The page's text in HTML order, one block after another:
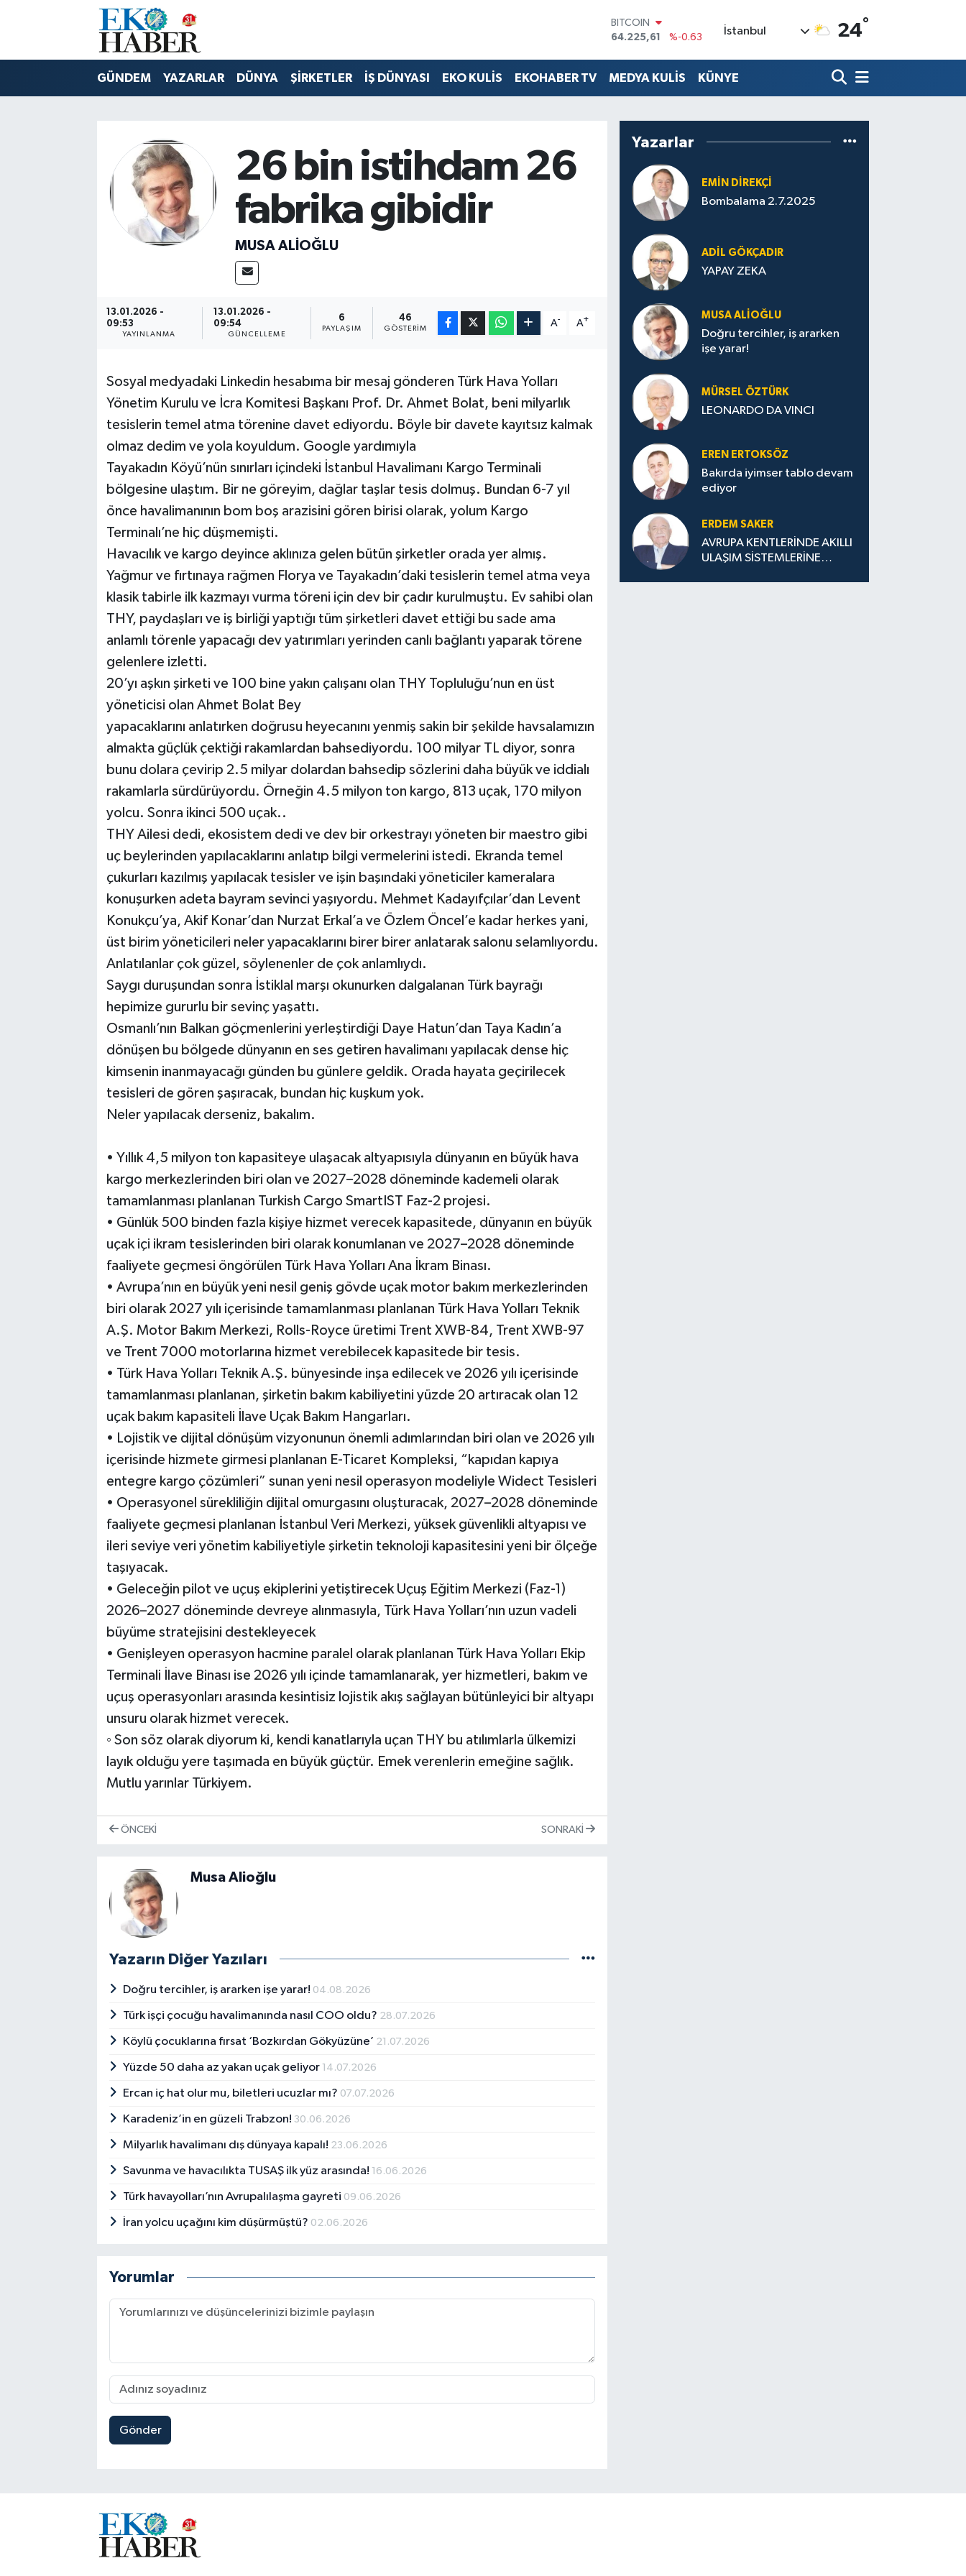
DOLAR
47,7143
%0.16
55,0317
%-0.02
BİST100
İstanbul 24°
GÜNDEM YAZARLAR DÜNYA ŞİRKETLER İŞ DÜNYASI EKO KULİS EKOHABER TV MEDYA KULİS KÜNYE
26 bin istihdam 26
fabrika gibidir
MUSA ALIOĞLU
13.01.2026 -
09:53
YAYINLANMA
13.01.2026 -
09:54
GÜNCELLEME
6
PAYLAŞIM
46
GÖSTERIM
A- A+
Sosyal medyadaki Linkedin hesabıma bir mesaj gönderen Türk Hava Yolları
Yönetim Kurulu ve İcra Komitesi Başkanı Prof. Dr. Ahmet Bolat, beni milyarlık
tesislerin temel atma törenine davet ediyordu. Böyle bir davete kayıtsız kalmak
olmaz dedim ve yola koyuldum. Google yardımıyla
Tayakadın Köyü’nün sınırları içindeki İstanbul Havalimanı Kargo Terminali
bölgesine ulaştım. Bir ne göreyim, dağlar taşlar tesis dolmuş. Bundan 6-7 yıl
önce havalimanının bom boş arazisini gören birisi olarak, yolum Kargo
Terminalı’ne hiç düşmemişti.
Havacılık ve kargo deyince aklınıza gelen bütün şirketler orada yer almış.
Yağmur ve fırtınaya rağmen Florya ve Tayakadın’daki tesislerin temel atma veya
klasik tabirle ilk kazmayı vurma töreni için dev bir çadır kurulmuştu. Ev sahibi olan
THY, paydaşları ve iş birliği yaptığı tüm şirketleri davet ettiği bu sade ama
anlamlı törenle yapacağı dev yatırımları yerinden canlı bağlantı yaparak törene
gelenlere izletti.
20’yı aşkın şirketi ve 100 bine yakın çalışanı olan THY Topluluğu’nun en üst
yöneticisi olan Ahmet Bolat Bey
yapacaklarını anlatırken doğrusu heyecanını yenmiş sakin bir şekilde havsalamızın
almakta güçlük çektiği rakamlardan bahsediyordu. 100 milyar TL diyor, sonra
bunu dolara çevirip 2.5 milyar dolardan bahsedip sözlerini daha büyük ve iddialı
rakamlarla sürdürüyordu. Örneğin 4.5 milyon ton kargo, 813 uçak, 170 milyon
yolcu. Sonra ikinci 500 uçak..
THY Ailesi dedi, ekosistem dedi ve dev bir orkestrayı yöneten bir maestro gibi
uç beylerinden yapılacaklarını anlatıp bilgi vermelerini istedi. Ekranda temel
çukurları kazılmış yapılacak tesisler ve işin başındaki yöneticiler kameralara
konuşurken adeta bayram sevinci yaşıyordu. Mehmet Kadayıfçılar’dan Levent
Konukçu’ya, Akif Konar’dan Nurzat Erkal’a ve Özlem Öncel’e kadar herkes yani,
üst birim yöneticileri neler yapacaklarını birer birer anlatarak salonu selamlıyordu.
Anlatılanlar çok güzel, söylenenler de çok anlamlıydı.
Saygı duruşundan sonra İstiklal marşı okunurken dalgalanan Türk bayrağı
hepimize gururlu bir sevinç yaşattı.
Osmanlı’nın Balkan göçmenlerini yerleştirdiği Daye Hatun’dan Taya Kadın’a
dönüşen bu bölgede dünyanın en ses getiren havalimanı yapılacak dense hiç
kimsenin inanmayacağı günden bu günlere geldik. Orada hayata geçirilecek
tesisleri de gören şaşıracak, bundan hiç kuşkum yok.
Neler yapılacak derseniz, bakalım.
• Yıllık 4,5 milyon ton kapasiteye ulaşacak altyapısıyla dünyanın en büyük hava
kargo merkezlerinden biri olan ve 2027–2028 döneminde kademeli olarak
tamamlanması planlanan Turkish Cargo SmartIST Faz-2 projesi.
• Günlük 500 binden fazla kişiye hizmet verecek kapasitede, dünyanın en büyük
uçak içi ikram tesislerinden biri olarak konumlanan ve 2027–2028 döneminde
faaliyete geçmesi öngörülen Türk Hava Yolları Ana İkram Binası.
• Avrupa’nın en büyük yeni nesil geniş gövde uçak motor bakım merkezlerinden
biri olarak 2027 yılı içerisinde tamamlanması planlanan Türk Hava Yolları Teknik
A.Ş. Motor Bakım Merkezi, Rolls-Royce üretimi Trent XWB-84, Trent XWB-97
ve Trent 7000 motorlarına hizmet verebilecek kapasitede bir tesis.
• Türk Hava Yolları Teknik A.Ş. bünyesinde inşa edilecek ve 2026 yılı içerisinde
tamamlanması planlanan, şirketin bakım kabiliyetini yüzde 20 artıracak olan 12
uçak bakım kapasiteli İlave Uçak Bakım Hangarları.
• Lojistik ve dijital dönüşüm vizyonunun önemli adımlarından biri olan ve 2026 yılı
içerisinde hizmete girmesi planlanan E-Ticaret Kompleksi, “kapıdan kapıya
entegre kargo çözümleri” sunan yeni nesil operasyon modeliyle Widect Tesisleri
• Operasyonel sürekliliğin dijital omurgasını oluşturacak, 2027–2028 döneminde
faaliyete geçmesi planlanan İstanbul Veri Merkezi, yüksek güvenlikli altyapısı ve
ileri seviye veri yönetim kabiliyetiyle şirketin teknoloji kapasitesini yeni bir ölçeğe
taşıyacak.
• Geleceğin pilot ve uçuş ekiplerini yetiştirecek Uçuş Eğitim Merkezi (Faz-1)
2026–2027 döneminde devreye alınmasıyla, Türk Hava Yolları’nın uzun vadeli
büyüme stratejisini destekleyecek
• Genişleyen operasyon hacmine paralel olarak planlanan Türk Hava Yolları Ekip
Terminali İlave Binası ise 2026 yılı içinde tamamlanarak, yer hizmetleri, bakım ve
uçuş operasyonları arasında kesintisiz lojistik akış sağlayan bütünleyici bir altyapı
unsuru olarak hizmet verecek.
◦ Son söz olarak diyorum ki, kendi kanatlarıyla uçan THY bu atılımlarla ülkemizi
layık olduğu yere taşımada en büyük güçtür. Emek verenlerin emeğine sağlık.
Mutlu yarınlar Türkiyem.
ÖNCEKI SONRAKI
Musa Alioğlu
Yazarın Diğer Yazıları
Doğru tercihler, iş ararken işe yarar! 04.08.2026
Türk işçi çocuğu havalimanında nasıl COO oldu? 28.07.2026
Köylü çocuklarına fırsat ‘Bozkırdan Gökyüzüne’ 21.07.2026
Yüzde 50 daha az yakan uçak geliyor 14.07.2026
Ercan iç hat olur mu, biletleri ucuzlar mı? 07.07.2026
Karadeniz’in en güzeli Trabzon! 30.06.2026
Milyarlık havalimanı dış dünyaya kapalı! 23.06.2026
Savunma ve havacılıkta TUSAŞ ilk yüz arasında! 16.06.2026
Türk havayolları’nın Avrupalılaşma gayreti 09.06.2026
İran yolcu uçağını kim düşürmüştü? 02.06.2026
Yorumlar
Gönder
Yazarlar
EMIN DIREKÇI
Bombalama 2.7.2025
ADIL GÖKÇADIR
YAPAY ZEKA
MUSA ALIOĞLU
Doğru tercihler, iş ararken
işe yarar!
MÜRSEL ÖZTÜRK
LEONARDO DA VINCI
EREN ERTOKSÖZ
Bakırda iyimser tablo devam
ediyor
ERDEM SAKER
AVRUPA KENTLERİNDE AKILLI
ULAŞIM SİSTEMLERİNE
Hava Durumu
Tüm Manşetler
Son Dakika Haberleri